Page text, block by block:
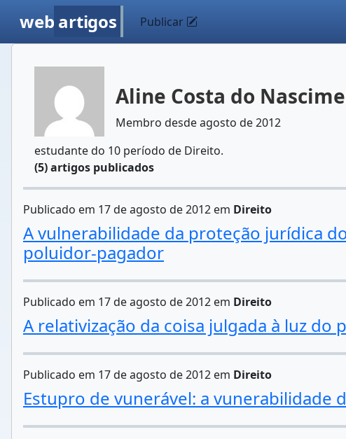
web artigos Publicar
Aline Costa do
Membro desde agosto de 2012
estudante do 10 período de Direito.
(5) artigos publicados
Publicado em 17 de agosto de 2012 em Direito
A vulnerabilidade da proteção jurídica
poluidor-pagador
Publicado em 17 de agosto de 2012 em Direito
A relativização da coisa julgada à luz
Publicado em 17 de agosto de 2012 em Direito
Estupro de vunerável: a vunerabilidade